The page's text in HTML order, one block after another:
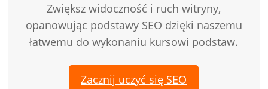
Zwiększ widoczność i ruch witryny,
opanowując podstawy SEO dzięki naszemu
łatwemu do wykonaniu kursowi podstaw.
Zacznij uczyć się SEO